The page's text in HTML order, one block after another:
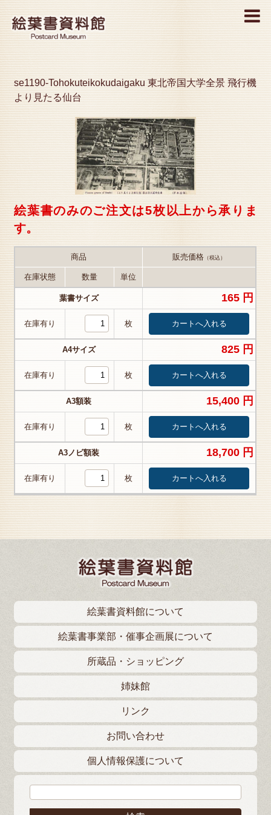
MENU
se1190-Tohokuteikokudaigaku 東北帝国大学全景 飛行機
より見たる仙台
絵葉書のみのご注文は5枚以上から承りま
す。
商品 販売価格 （税込）
在庫状態 数量 単位
葉書サイズ 165 円
在庫有り 枚
A4サイズ 825 円
在庫有り 枚
A3額装 15,400 円
在庫有り 枚
A3ノビ額装 18,700 円
在庫有り 枚
絵葉書資料館について
絵葉書事業部・催事企画展について
所蔵品・ショッピング
姉妹館
リンク
お問い合わせ
個人情報保護について